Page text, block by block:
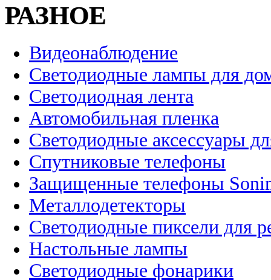
РАЗНОЕ
Видеонаблюдение
Светодиодные лампы для
Светодиодная лента
Автомобильная пленка
Светодиодные аксессуары
Спутниковые телефоны
Защищенные телефоны
Металлодетекторы
Светодиодные пиксели для
Настольные лампы
Светодиодные фонарики